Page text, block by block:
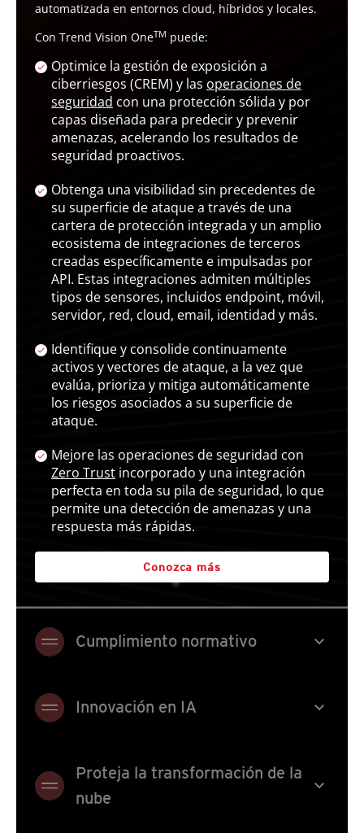
automatizada en entornos cloud, híbridos y locales.
Con Trend Vision OneTM puede:
Optimice la gestión de exposición a
ciberriesgos (CREM) y las operaciones de
seguridad con una protección sólida y por
capas diseñada para predecir y prevenir
amenazas, acelerando los resultados de
seguridad proactivos.
Obtenga una visibilidad sin precedentes de
su superficie de ataque a través de una
cartera de protección integrada y un amplio
ecosistema de integraciones de terceros
creadas específicamente e impulsadas por
API. Estas integraciones admiten múltiples
tipos de sensores, incluidos endpoint, móvil,
servidor, red, cloud, email, identidad y más.
Identifique y consolide continuamente
activos y vectores de ataque, a la vez que
evalúa, prioriza y mitiga automáticamente
los riesgos asociados a su superficie de
ataque.
Mejore las operaciones de seguridad con
Zero Trust incorporado y una integración
perfecta en toda su pila de seguridad, lo que
permite una detección de amenazas y una
respuesta más rápidas.
Conozca más
Cumplimiento normativo expand_more
Innovación en IA expand_more
Proteja la transformación de la
nube
expand_more